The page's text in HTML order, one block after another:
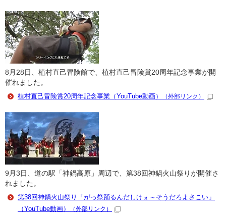
8月28日、植村直己冒険館で、植村直己冒険賞20周年記念事業が開
催れました。
植村直己冒険賞20周年記念事業（YouTube動画）
（外部リンク）
9月3日、道の駅「神鍋高原」周辺で、第38回神鍋火山祭りが開催さ
れました。
第38回神鍋火山祭り「がっ祭踊るんだしけぇ～そうだろよさこい」
（YouTube動画）
（外部リンク）